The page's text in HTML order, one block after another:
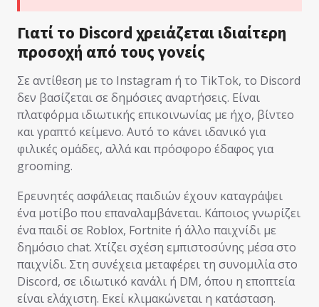
Γιατί το Discord χρειάζεται ιδιαίτερη
προσοχή από τους γονείς
Σε αντίθεση με το Instagram ή το TikTok, το Discord
δεν βασίζεται σε δημόσιες αναρτήσεις. Είναι
πλατφόρμα ιδιωτικής επικοινωνίας με ήχο, βίντεο
και γραπτό κείμενο. Αυτό το κάνει ιδανικό για
φιλικές ομάδες, αλλά και πρόσφορο έδαφος για
grooming.
Ερευνητές ασφάλειας παιδιών έχουν καταγράψει
ένα μοτίβο που επαναλαμβάνεται. Κάποιος γνωρίζει
ένα παιδί σε Roblox, Fortnite ή άλλο παιχνίδι με
δημόσιο chat. Χτίζει σχέση εμπιστοσύνης μέσα στο
παιχνίδι. Στη συνέχεια μεταφέρει τη συνομιλία στο
Discord, σε ιδιωτικό κανάλι ή DM, όπου η εποπτεία
είναι ελάχιστη. Εκεί κλιμακώνεται η κατάσταση.